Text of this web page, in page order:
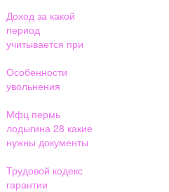
Доход за какой
период
учитывается при
Особенности
увольнения
Мфц пермь
лодыгина 28 какие
нужны документы
Трудовой кодекс
гарантии